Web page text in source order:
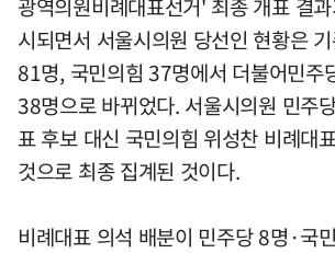
광역의원비례대표선거' 최종 개표 결
시되면서 서울시의원 당선인 현황은
81명, 국민의힘 37명에서 더불어민주
38명으로 바뀌었다. 서울시의원 민주
표 후보 대신 국민의힘 위성찬 비례대
것으로 최종 집계된 것이다.
비례대표 의석 배분이 민주당 8명·국